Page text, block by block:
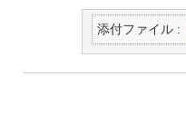
添付ファイル :